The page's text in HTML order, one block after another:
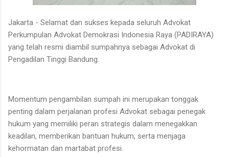
Jakarta - Selamat dan sukses kepada seluruh Advokat
Perkumpulan Advokat Demokrasi Indonesia Raya (PADIRAYA)
yang telah resmi diambil sumpahnya sebagai Advokat di
Pengadilan Tinggi Bandung.
Momentum pengambilan sumpah ini merupakan tonggak
penting dalam perjalanan profesi Advokat sebagai penegak
hukum yang memiliki peran strategis dalam menegakkan
keadilan, memberikan bantuan hukum, serta menjaga
kehormatan dan martabat profesi.